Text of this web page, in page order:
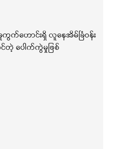
က်ဟောင်းရှိ လူနေအိမ်ခြံဝန်း
ပေါက်ကွဲမှုဖြစ်